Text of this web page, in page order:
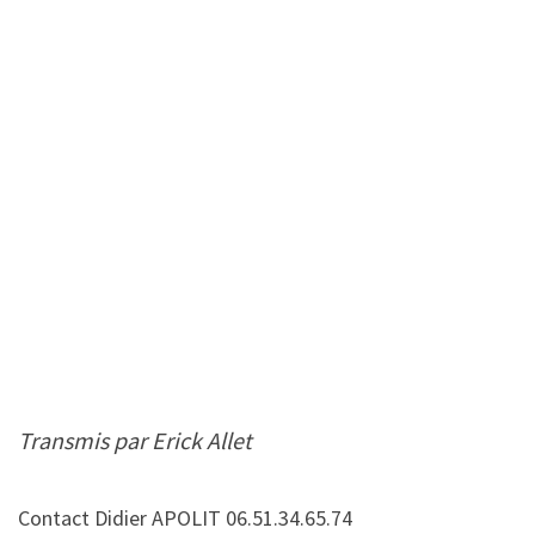
Transmis par Erick Allet
Contact Didier APOLIT 06.51.34.65.74